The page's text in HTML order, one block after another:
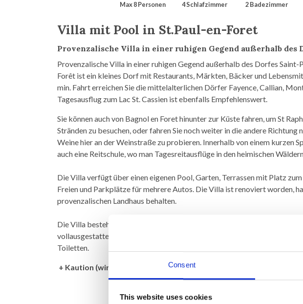
Consent
This website uses cookies
Max 8 Personen 4 Schlafzimmer 2 Badezimmer
Villa mit Pool in St.Paul-en-Foret
Provenzalische Villa in einer ruhigen Gegend außerhalb des
Provenzalische Villa in einer ruhigen Gegend außerhalb des Dorfes
Forêt ist ein kleines Dorf mit Restaurants, Märkten, Bäcker und
min. Fahrt erreichen Sie die mittelalterlichen Dörfer Fayence, Callian,
Tagesausflug zum Lac St. Cassien ist ebenfalls Empfehlenswert.
Sie können auch von Bagnol en Foret hinunter zur Küste fahren, um St
Stränden zu besuchen, oder fahren Sie noch weiter in die andere Richtung
Weine hier an der Weinstraße zu probieren. Innerhalb von einem kurzen
auch eine Reitschule, wo man Tagesreitausflüge in den heimischen
Die Villa verfügt über einen eigenen Pool, Garten, Terrassen mit Platz zum
Freien und Parkplätze für mehrere Autos. Die Villa ist renoviert worden,
provenzalischen Landhaus behalten.
Die Villa besteht aus einem Wohn / Esszimmer mit Zugang zu einer großen
vollausgestattete Küche, 4 Schlafzimmer mit Doppelbett, 2 Badezimmer
Toiletten.
+ Kaution (wird nach dem Aufenthalt zurückerstattet) 400,00 EUR